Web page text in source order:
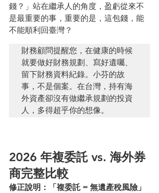
錢？」站在繼承人的角度，盈虧從來不
是最重要的事，重要的是，這包錢，能
不能順利回臺灣？
財務顧問提醒您，在健康的時候
就要做好財務規劃、寫好遺囑、
留下財務資料紀錄。小芬的故
事，不是個案。在台灣，持有海
外資產卻沒有做繼承規劃的投資
人，多得超乎你的想像。
2026 年複委託 vs. 海外券
商完整比較
修正說明：「複委託 = 無遺產稅風險」